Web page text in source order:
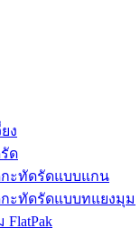
ง
ด
ะทัดรัดแบบแกน
ะทัดรัดแบบทแยงมุม
FlatPak